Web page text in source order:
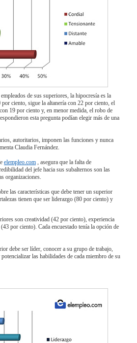
de sus superiores, la hipocresía es la
ciento, sigue la altanería con 22 por ciento, el
19 por ciento y, en menor medida, el robo de
esta pregunta podían elegir más de una
autoritarios, imponen las funciones y nunca
Claudia Fernández.
elempleo.com , asegura que la falta de
del jefe hacia sus subalternos son las
organizaciones.
las características que debe tener un superior
tienen que ser liderazgo (80 por ciento) y
son creatividad (42 por ciento), experiencia
por ciento). Cada encuestado tenía la opción de
debe ser líder, conocer a su grupo de trabajo,
las habilidades de cada miembro de su